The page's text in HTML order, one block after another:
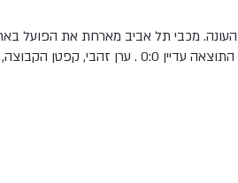
מכבי תל אביב מארחת את הפועל באר